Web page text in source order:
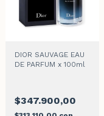
DIOR SAUVAGE EAU
DE PARFUM x 100ml
$347.900,00